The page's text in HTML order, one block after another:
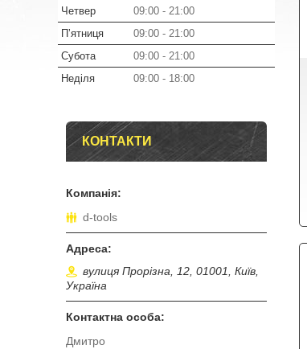
Четвер
09:00
21:00
Пʼятниця
09:00
21:00
Субота
09:00
21:00
Неділя
09:00 18:00
КОНТАКТИ
d-tools
вулиця Прорізна, 12, 01001, Київ,
Україна
Дмитро